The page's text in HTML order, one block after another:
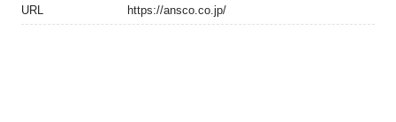
URL https://ansco.co.jp/